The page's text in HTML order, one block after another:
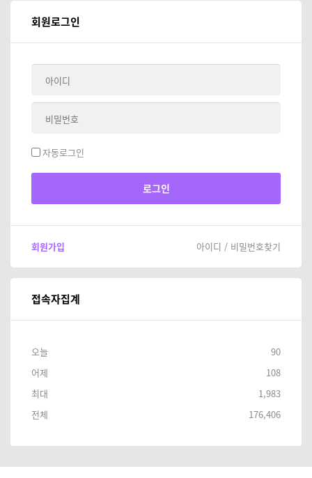
회원로그인
자동로그인
회원가입 아이디 / 비밀번호찾기
접속자집계
오늘
90
어제
108
최대
1,983
전체
176,406